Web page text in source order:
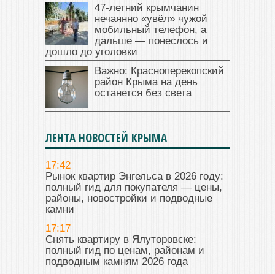
47‑летний крымчанин
нечаянно «увёл» чужой
мобильный телефон, а
дальше — понеслось и
дошло до уголовки
Важно: Красноперекопский
район Крыма на день
останется без света
ЛЕНТА НОВОСТЕЙ КРЫМА
17:42
Рынок квартир Энгельса в 2026 году:
полный гид для покупателя — цены,
районы, новостройки и подводные
камни
17:17
Снять квартиру в Ялуторовске:
полный гид по ценам, районам и
подводным камням 2026 года